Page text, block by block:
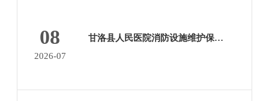
08
2026-07
甘洛县人民医院消防设施维护保养服务竞争性磋商招标文件